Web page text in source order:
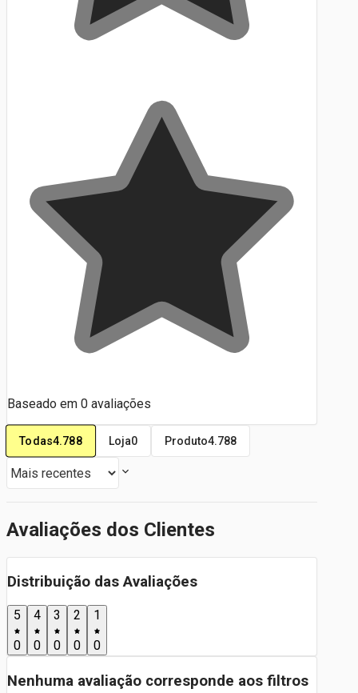
Baseado em 0 avaliações
Todas4.788 Loja0 Produto4.788
Avaliações dos Clientes
Distribuição das Avaliações
5
0
4
0
3
0
2
0
1
0
Nenhuma avaliação corresponde aos filtros